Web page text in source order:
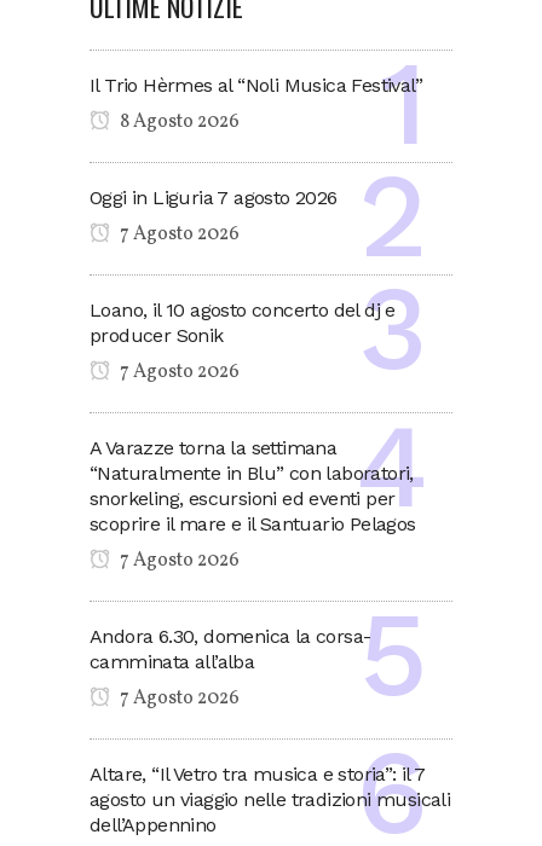
Il Trio Hèrmes al “Noli Musica Festival”
8 Agosto 2026
Oggi in Liguria 7 agosto 2026
7 Agosto 2026
Loano, il 10 agosto concerto del dj e
producer Sonik
7 Agosto 2026
A Varazze torna la settimana
“Naturalmente in Blu” con laboratori,
snorkeling, escursioni ed eventi per
scoprire il mare e il Santuario Pelagos
7 Agosto 2026
Andora 6.30, domenica la corsa-
camminata all’alba
7 Agosto 2026
Altare, “Il Vetro tra musica e storia”: il 7
agosto un viaggio nelle tradizioni musicali
dell’Appennino